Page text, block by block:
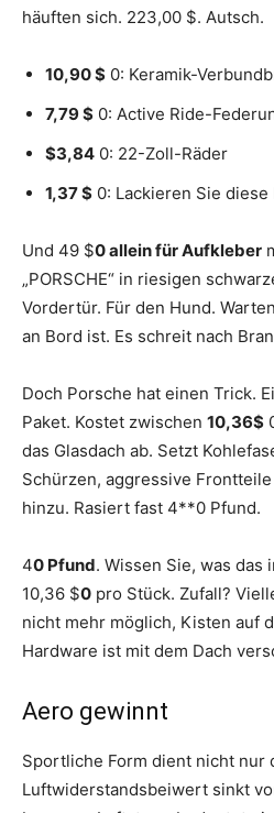
häuften sich. 223,00 $. Autsch.
10,90 $ 0: Keramik-
7,79 $ 0: Active Ride-
$3,84 0: 22-Zoll-Räder
1,37 $ 0: Lackieren Sie
Und 49 $0 allein für Aufkleber
„PORSCHE“ in riesigen
Vordertür. Für den Hund.
an Bord ist. Es schreit nach
Doch Porsche hat einen Trick.
Paket. Kostet zwischen 10,36$
das Glasdach ab. Setzt
Schürzen, aggressive
hinzu. Rasiert fast 4**0 Pfund.
40 Pfund. Wissen Sie, was das
10,36 $0 pro Stück. Zufall?
nicht mehr möglich, Kisten auf
Hardware ist mit dem Dach
Aero gewinnt
Sportliche Form dient nicht nur
Luftwiderstandsbeiwert sinkt